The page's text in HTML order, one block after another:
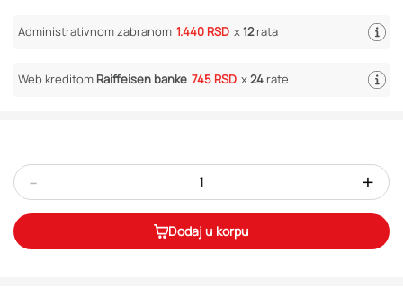
Administrativnom zabranom 1.440 RSD x12rata
Web kreditom Raiffeisen banke 745 RSD x24 rate
- +
Dodaj u korpu